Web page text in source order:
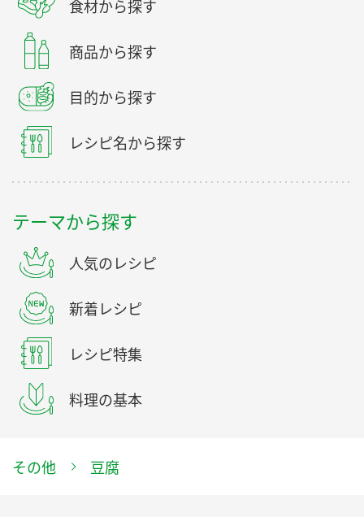
食材から探す
商品から探す
目的から探す
レシピ名から探す
テーマから探す
人気のレシピ
新着レシピ
レシピ特集
料理の基本
その他 豆腐